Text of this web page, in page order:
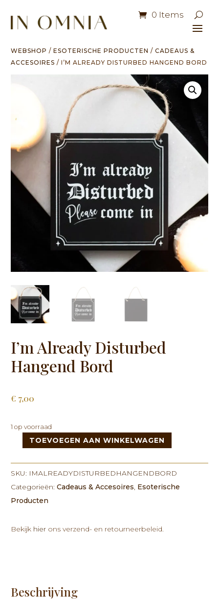
0 Items
WEBSHOP /ESOTERISCHE PRODUCTEN /CADEAUS &
ACCESOIRES / I’M ALREADY DISTURBED HANGEND BORD
I’m Already Disturbed
Hangend Bord
€ 7,00
1 op voorraad
Bord
aantal
TOEVOEGEN AAN WINKELWAGEN
SKU: IMALREADYDISTURBEDHANGENDBORD
Categorieën:Cadeaus & Accesoires, Esoterische
Producten
Bekijk hier ons verzend- en retourneerbeleid.
Beschrijving